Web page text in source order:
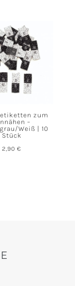
zum
–
Weiß | 10
Stück
2,90€